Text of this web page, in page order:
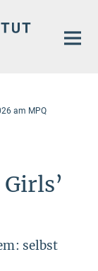
am MPQ
selbst